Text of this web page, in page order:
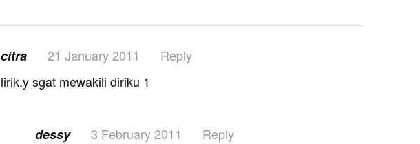
citra 21 January 2011
Reply
lirik.y sgat mewakili diriku 1
dessy 3 February 2011
Reply